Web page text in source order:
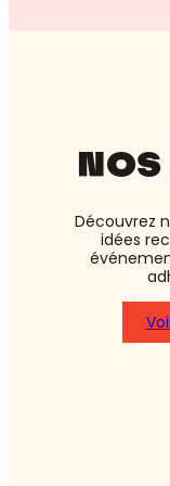
NOS
Découvrez
idées